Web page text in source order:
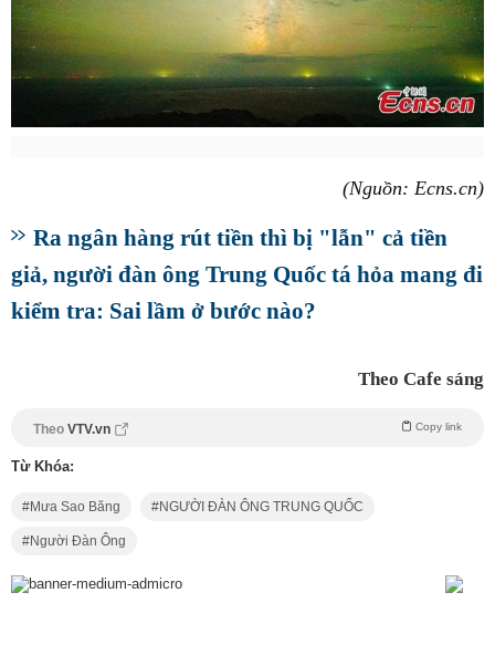
(Nguồn: Ecns.cn)
Ra ngân hàng rút tiền thì bị "lẫn" cả tiền
giả, người đàn ông Trung Quốc tá hỏa mang đi
kiểm tra: Sai lầm ở bước nào?
Theo Cafe sáng
Theo VTV.vn Copy link
Từ Khóa:
Mưa Sao Băng NGƯỜI ĐÀN ÔNG TRUNG QUỐC
Người Đàn Ông